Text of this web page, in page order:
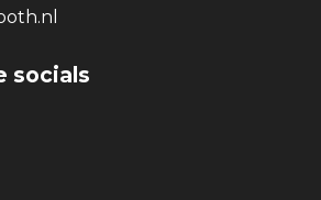
socials